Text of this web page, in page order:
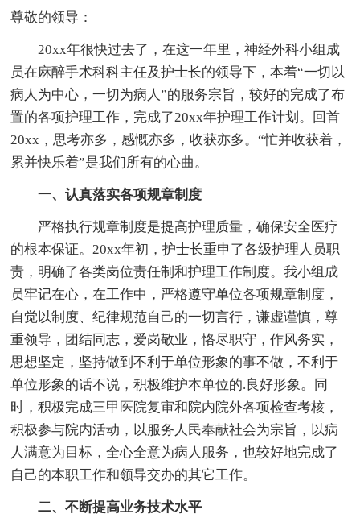
尊敬的领导：
20xx年很快过去了，在这一年里，神经外科小组成
员在麻醉手术科科主任及护士长的领导下，本着“一切以
病人为中心，一切为病人”的服务宗旨，较好的完成了布
置的各项护理工作，完成了20xx年护理工作计划。回首
20xx，思考亦多，感慨亦多，收获亦多。“忙并收获着，
累并快乐着”是我们所有的心曲。
一、认真落实各项规章制度
严格执行规章制度是提高护理质量，确保安全医疗
的根本保证。20xx年初，护士长重申了各级护理人员职
责，明确了各类岗位责任制和护理工作制度。我小组成
员牢记在心，在工作中，严格遵守单位各项规章制度，
自觉以制度、纪律规范自己的一切言行，谦虚谨慎，尊
重领导，团结同志，爱岗敬业，恪尽职守，作风务实，
思想坚定，坚持做到不利于单位形象的事不做，不利于
单位形象的话不说，积极维护本单位的.良好形象。同
时，积极完成三甲医院复审和院内院外各项检查考核，
积极参与院内活动，以服务人民奉献社会为宗旨，以病
人满意为目标，全心全意为病人服务，也较好地完成了
自己的本职工作和领导交办的其它工作。
二、不断提高业务技术水平